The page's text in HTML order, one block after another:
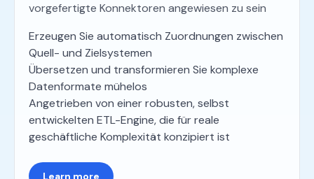
vorgefertigte Konnektoren angewiesen zu sein
Erzeugen Sie automatisch Zuordnungen zwischen
Quell- und Zielsystemen
Übersetzen und transformieren Sie komplexe
Datenformate mühelos
Angetrieben von einer robusten, selbst
entwickelten ETL-Engine, die für reale
geschäftliche Komplexität konzipiert ist
Learn more